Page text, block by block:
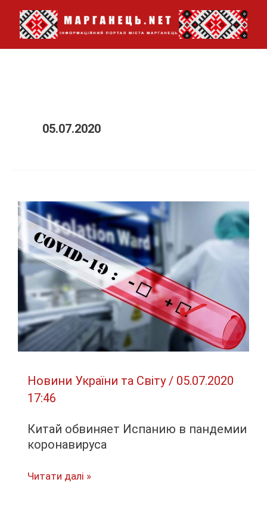
Перейти
вмісту
05.07.2020
Новини України та Світу/ 05.07.2020
17:46
Китай обвиняет Испанию в пандемии
коронавируса
Китай
Читати далі »